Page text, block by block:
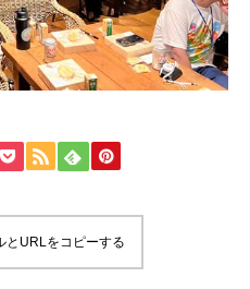
とURLをコピーする